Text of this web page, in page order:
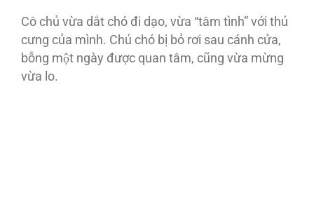
Cô chủ vừa dắt chó đi dạo, vừa “tâm tình” với thú
cưng của mình. Chú chó bị bỏ rơi sau cánh cửa,
bỗng một ngày được quan tâm, cũng vừa mừng
vừa lo.